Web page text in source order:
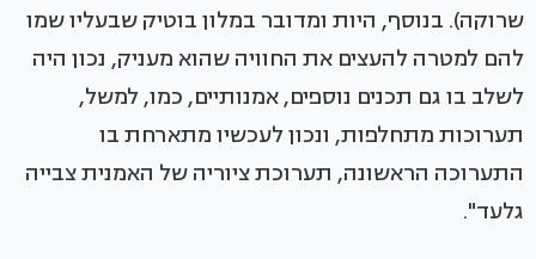
שרוקה). בנוסף, היות ומדובר במלון בוטיק שבעליו שמו
להם למטרה להעצים את החוויה שהוא מעניק, נכון היה
לשלב בו גם תכנים נוספים, אמנותיים, כמו, למשל,
תערוכות מתחלפות, ונכון לעכשיו מתארחת בו
התערוכה הראשונה, תערוכת ציוריה של האמנית צבייה
גלעד".